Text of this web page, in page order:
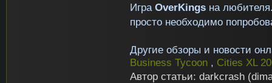
Игра OverKings на
просто необходимо
Другие обзоры и новости
Business Tycoon , Cities XL
Автор статьи: darkcrash